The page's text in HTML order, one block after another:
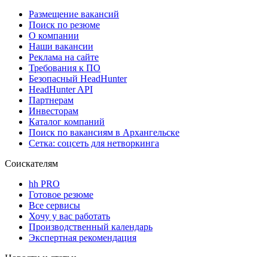
Размещение вакансий
Поиск по резюме
О компании
Наши вакансии
Реклама на сайте
Требования к ПО
Безопасный HeadHunter
HeadHunter API
Партнерам
Инвесторам
Каталог компаний
Поиск по вакансиям в Архангельске
Сетка: соцсеть для нетворкинга
Соискателям
hh PRO
Готовое резюме
Все сервисы
Хочу у вас работать
Производственный календарь
Экспертная рекомендация